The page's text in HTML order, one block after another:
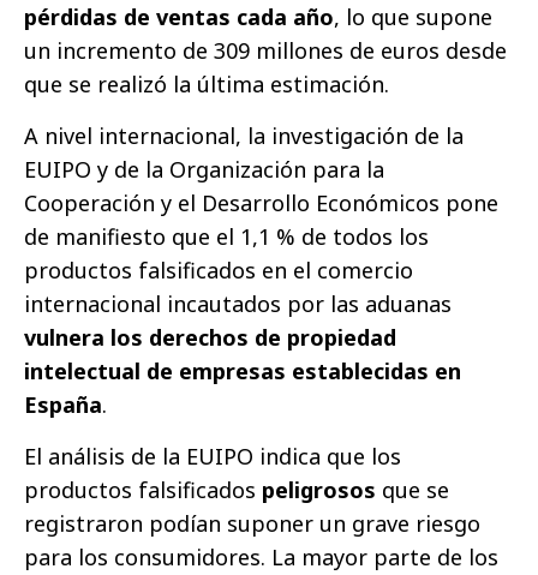
pérdidas de ventas cada año, lo que supone
un incremento de 309 millones de euros desde
que se realizó la última estimación.
A nivel internacional, la investigación de la
EUIPO y de la Organización para la
Cooperación y el Desarrollo Económicos pone
de manifiesto que el 1,1 % de todos los
productos falsificados en el comercio
internacional incautados por las aduanas
vulnera los derechos de propiedad
intelectual de empresas establecidas en
España.
El análisis de la EUIPO indica que los
productos falsificados peligrosos que se
registraron podían suponer un grave riesgo
para los consumidores. La mayor parte de los